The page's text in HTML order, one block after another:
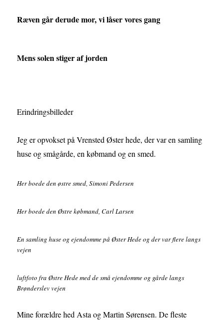
Ræven går derude mor, vi låser vores gang
Mens solen stiger af jorden
Erindringsbilleder
Jeg er opvokset på Vrensted Øster hede, der var en samling
huse og smågårde, en købmand og en smed.
Her boede den østre smed, Simoni Pedersen
Her boede den Østre købmand, Carl Larsen
En samling huse og ejendomme på Øster Hede og der var flere langs
vejen
luftfoto fra Østre Hede med de små ejendomme og gårde langs
Brønderslev vejen
Mine forældre hed Asta og Martin Sørensen. De fleste